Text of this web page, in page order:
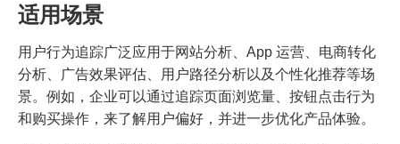
适用场景
用户行为追踪广泛应用于网站分析、App 运营、电商转化
分析、广告效果评估、用户路径分析以及个性化推荐等场
景。例如，企业可以通过追踪页面浏览量、按钮点击行为
和购买操作，来了解用户偏好，并进一步优化产品体验。